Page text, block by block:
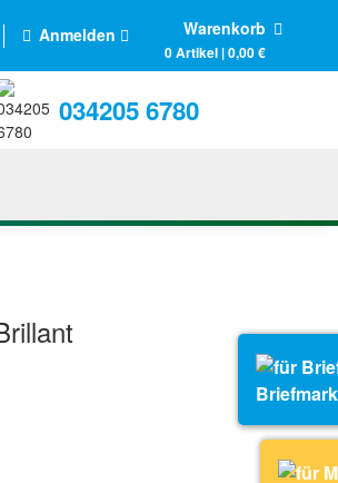
Anmelden Warenkorb
0 Artikel | 0,00 €
034205 6780